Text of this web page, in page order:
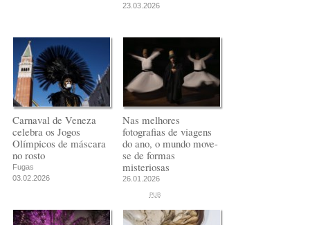
23.03.2026
Carnaval de Veneza
celebra os Jogos
Olímpicos de máscara
no rosto
Fugas
03.02.2026
Nas melhores
fotografias de viagens
do ano, o mundo move-
se de formas
misteriosas
26.01.2026
PUB
PUB